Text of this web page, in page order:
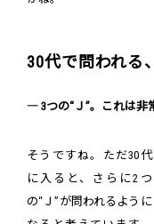
30代で問われる
― 3つの“Ｊ”。これは非
そうですね。ただ30代
に入ると、さらに2つ
の“Ｊ”が問われるように